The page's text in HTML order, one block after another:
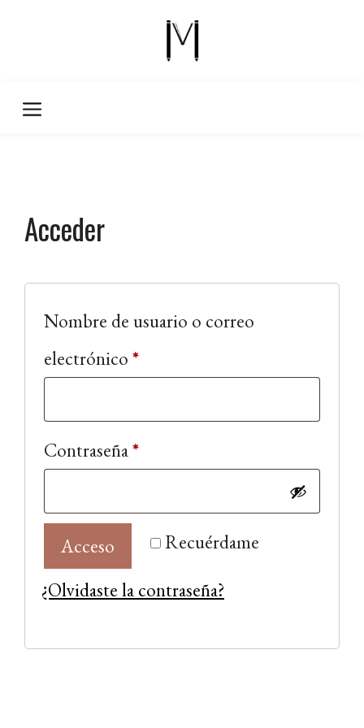
Acceder
Nombre de usuario o correo
electrónico *Obligatorio
Contraseña*Obligatorio
Recuérdame
Acceso
¿Olvidaste la contraseña?